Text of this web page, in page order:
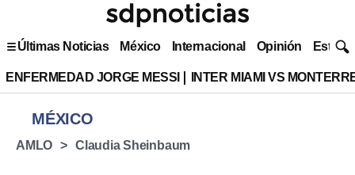
Últimas Noticias México Internacional Opinión Estilo
ENFERMEDAD JORGE MESSI INTER MIAMI VS
MÉXICO
AMLO Claudia Sheinbaum